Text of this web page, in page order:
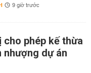
9 giờ trước
cho phép kế thừa
nhượng dự án